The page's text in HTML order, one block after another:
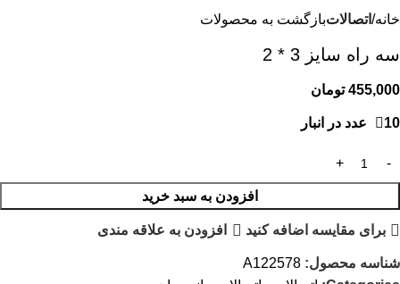
خانه اتصالاتبازگشت به محصولات
سه راه سایز 3 * 2
455,000 تومان
10 عدد در انبار
افزودن به سبد خرید
برای مقایسه اضافه کنید افزودن به علاقه مندی
شناسه محصول: A122578